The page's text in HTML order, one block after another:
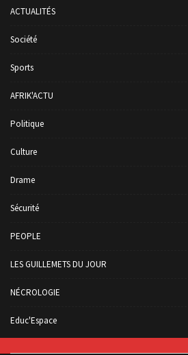
ACTUALITÉS
Société
Sports
AFRIK'ACTU
Politique
Culture
Drame
Sécurité
PEOPLE
LES GUILLEMETS DU JOUR
NÉCROLOGIE
Educ'Espace